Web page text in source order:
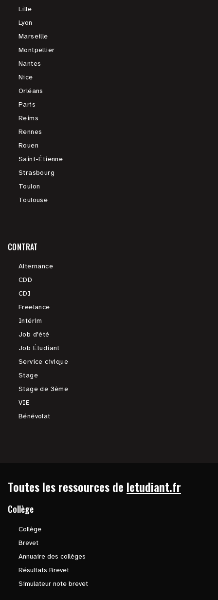
Lille
Lyon
Marseille
Montpellier
Nantes
Nice
Orléans
Paris
Reims
Rennes
Rouen
Saint-Étienne
Strasbourg
Toulon
Toulouse
CONTRAT
Alternance
CDD
CDI
Freelance
Intérim
Job d'été
Job Étudiant
Service civique
Stage
Stage de 3ème
VIE
Bénévolat
Toutes les ressources de letudiant.fr
Collège
Collège
Brevet
Annuaire des collèges
Résultats Brevet
Simulateur note brevet